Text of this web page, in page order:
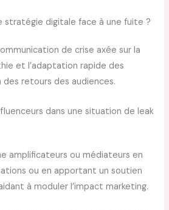
stratégie digitale face à une fuite ?
de crise axée sur la
et l’adaptation rapide des
retours des audiences.
dans une situation de leak
amplificateurs ou médiateurs en
ou en apportant un soutien
à moduler l’impact marketing.